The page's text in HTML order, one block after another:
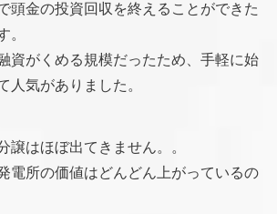
頭金の投資回収を終えることができた
。
資がくめる規模だったため、手軽に始
人気がありました。
譲はほぼ出てきません。。
電所の価値はどんどん上がっているの